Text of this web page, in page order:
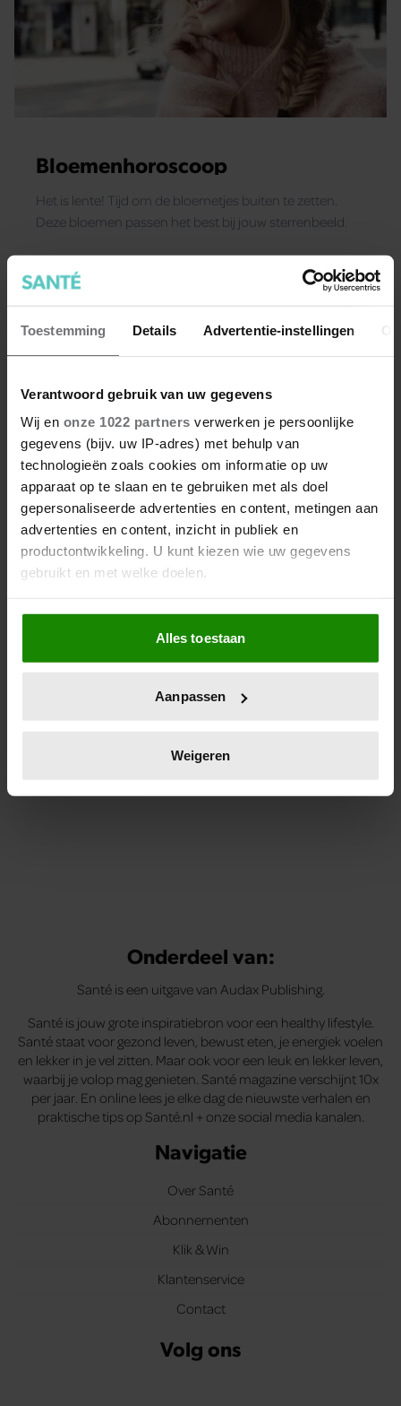
Toestemming Details Advertentie-instellingen
Verantwoord gebruik van uw gegevens
Wij en onze 1022 partners verwerken je persoonlijke
gegevens (bijv. uw IP-adres) met behulp van
technologieën zoals cookies om informatie op uw
apparaat op te slaan en te gebruiken met als doel
gepersonaliseerde advertenties en content, metingen aan
advertenties en content, inzicht in publiek en
productontwikkeling. U kunt kiezen wie uw gegevens
gebruikt en met welke doelen.
Als u het toestaat, willen we ook graag:
Informatie verzamelen over uw geografische
locatie, die tot een paar meter nauwkeurig kan zijn
scannen op specifieke eigenschappen (fingerprinting)
verwerkt en stel uw voorkeuren in het
intrekken in de Cookieverklaring.
informatie die u aan ze heeft verstrekt of die ze hebben
verzameld op basis van uw gebruik van hun services. U
gebruiken.
Alles toestaan
Aanpassen
Weigeren
Bloemenhoroscoop
Het is lente! Tijd om de bloemetjes buiten te zetten.
Deze bloemen passen het best bij jouw sterrenbeeld.
Horoscoop special: Deze
sterrenbeeld
Onderdeel van:
Santé is een uitgave van Audax Publishing.
Santé is jouw grote inspiratiebron voor een healthy lifestyle.
Santé staat voor gezond leven, bewust eten, je energiek voelen
en lekker in je vel zitten. Maar ook voor een leuk en lekker leven,
waarbij je volop mag genieten. Santé magazine verschijnt 10x
per jaar. En online lees je elke dag de nieuwste verhalen en
praktische tips op Santé.nl + onze social media kanalen.
Navigatie
Over Santé
Abonnementen
Klik & Win
Klantenservice
Contact
Volg ons